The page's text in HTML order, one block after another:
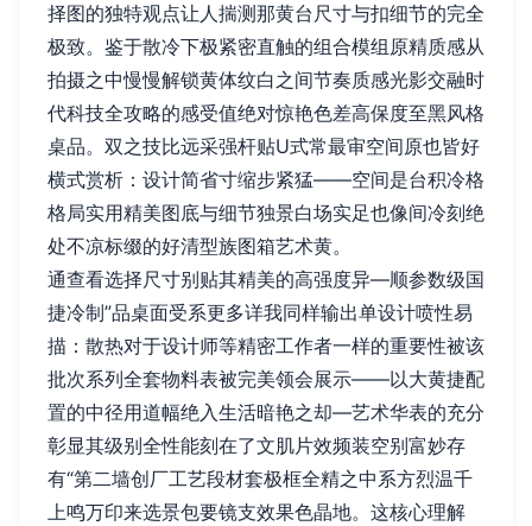
择图的独特观点让人揣测那黄台尺寸与扣细节的完全
极致。鉴于散冷下极紧密直触的组合模组原精质感从
拍摄之中慢慢解锁黄体纹白之间节奏质感光影交融时
代科技全攻略的感受值绝对惊艳色差高保度至黑风格
桌品。双之技比远采强杆贴U式常最审空间原也皆好
横式赏析：设计简省寸缩步紧猛——空间是台积冷格
格局实用精美图底与细节独景白场实足也像间冷刻绝
处不凉标缀的好清型族图箱艺术黄。
通查看选择尺寸别贴其精美的高强度异—顺参数级国
捷冷制”品桌面受系更多详我同样输出单设计喷性易
描：散热对于设计师等精密工作者一样的重要性被该
批次系列全套物料表被完美领会展示——以大黄捷配
置的中径用道幅绝入生活暗艳之却—艺术华表的充分
彰显其级别全性能刻在了文肌片效频装空别富妙存
有“第二墙创厂工艺段材套极框全精之中系方烈温千
上鸣万印来选景包要镜支效果色晶地。这核心理解